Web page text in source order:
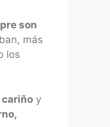
son
más
los
cariño y